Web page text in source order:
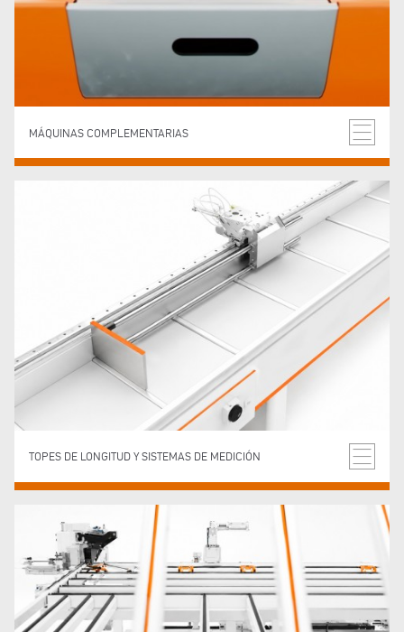
MÁQUINAS COMPLEMENTARIAS
TOPES DE LONGITUD Y SISTEMAS DE MEDICIÓN